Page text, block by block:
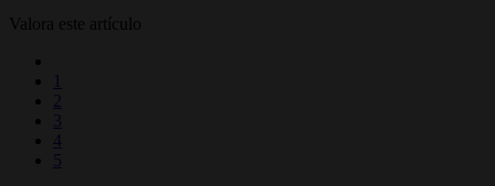
Valora este artículo
1
2
3
4
5